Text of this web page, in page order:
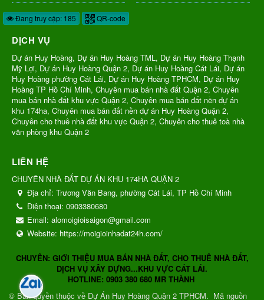
Đang truy cập: 185 QR-code
DỊCH VỤ
Dự án Huy Hoàng, Dự án Huy Hoàng TML, Dự án Huy Hoàng Thạnh
Mỹ Lợi, Dự án Huy Hoàng Quận 2, Dự án Huy Hoàng Cát Lái, Dự án
Huy Hoàng phường Cát Lái, Dự án Huy Hoàng TPHCM, Dự án Huy
Hoàng TP Hồ Chí Minh, Chuyên mua bán nhà đất Quận 2, Chuyên
mua bán nhà đất khu vực Quận 2, Chuyên mua bán đất nền dự án
khu 174ha, Chuyên mua bán đất nền dự án Huy Hoàng Quận 2,
Chuyên cho thuê nhà đất khu vực Quận 2, Chuyên cho thuê toà nhà
văn phòng khu Quận 2
LIÊN HỆ
CHUYÊN NHÀ ĐẤT DỰ ÁN KHU 174HA QUẬN 2
Địa chỉ: Trương Văn Bang, phường Cát Lái, TP Hồ Chí Minh
Điện thoại: 0903380680
Email: alomoigioisaigon@gmail.com
Website: https://moigioinhadat24h.com/
CHUYÊN: GIỚI THIỆU MUA BÁN NHÀ ĐẤT, CHO THUÊ NHÀ ĐẤT,
DỊCH VỤ XÂY DỰNG...KHU VỰC CÁT LÁI.
HOTLINE: 0903 380 680 MR THÀNH
© Bản quyền thuộc về Dự Án Huy Hoàng Quận 2 TPHCM. Mã nguồn